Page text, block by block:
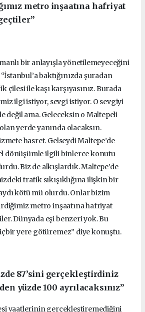
metro inşaatına hafriyat
bir anlayışla yönetilemeyeceğini
baktığınızda şuradan
ile kaşı karşıyasınız. Burada
ilgi istiyor, sevgi istiyor. O sevgiyi
değil ama. Geleceksin o Maltepeli
yerde yanında olacaksın.
hasret. Gelseydi Maltepe’de
dönüşümle ilgili binlerce konutu
Biz de alkışlardık. Maltepe’de
trafik sıkışıklığına ilişkin bir
kötü mü olurdu. Onlar bizim
metro inşaatına hafriyat
Dünyada eşi benzeri yok. Bu
yere götüremez” diye konuştu.
87’sini gerçekleştirdiniz
yüzde 100 ayrılacaksınız”
vaatlerinin gerçekleştiremediğini